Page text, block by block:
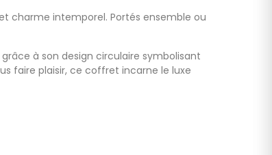
charme intemporel. Portés ensemble ou
à son design circulaire symbolisant
faire plaisir, ce coffret incarne le luxe